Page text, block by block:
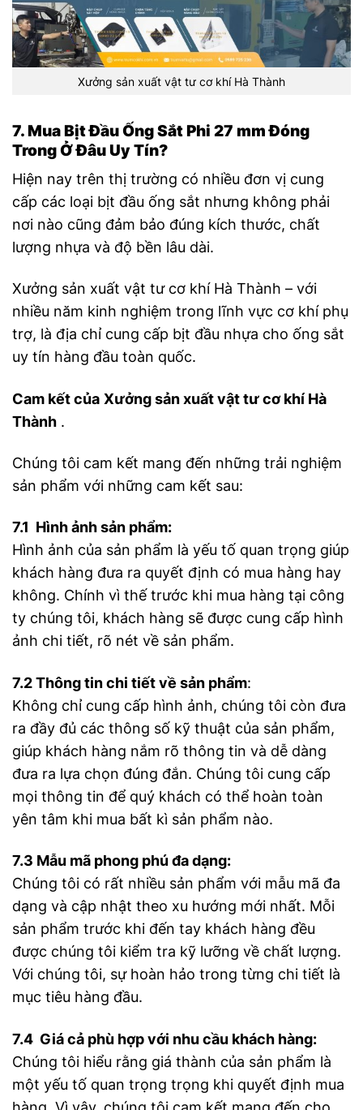
Xưởng sản xuất vật tư cơ khí Hà Thành
7. Mua Bịt Đầu Ống Sắt Phi 27 mm Đóng
Trong Ở Đâu Uy Tín?
Hiện nay trên thị trường có nhiều đơn vị cung
cấp các loại bịt đầu ống sắt nhưng không phải
nơi nào cũng đảm bảo đúng kích thước, chất
lượng nhựa và độ bền lâu dài.
Xưởng sản xuất vật tư cơ khí Hà Thành – với
nhiều năm kinh nghiệm trong lĩnh vực cơ khí phụ
trợ, là địa chỉ cung cấp bịt đầu nhựa cho ống sắt
uy tín hàng đầu toàn quốc.
Cam kết của Xưởng sản xuất vật tư cơ khí Hà
Thành .
Chúng tôi cam kết mang đến những trải nghiệm
sản phẩm với những cam kết sau:
7.1 Hình ảnh sản phẩm:
Hình ảnh của sản phẩm là yếu tố quan trọng giúp
khách hàng đưa ra quyết định có mua hàng hay
không. Chính vì thế trước khi mua hàng tại công
ty chúng tôi, khách hàng sẽ được cung cấp hình
ảnh chi tiết, rõ nét về sản phẩm.
7.2 Thông tin chi tiết về sản phẩm:
Không chỉ cung cấp hình ảnh, chúng tôi còn đưa
ra đầy đủ các thông số kỹ thuật của sản phẩm,
giúp khách hàng nắm rõ thông tin và dễ dàng
đưa ra lựa chọn đúng đắn. Chúng tôi cung cấp
mọi thông tin để quý khách có thể hoàn toàn
yên tâm khi mua bất kì sản phẩm nào.
7.3 Mẫu mã phong phú đa dạng:
Chúng tôi có rất nhiều sản phẩm với mẫu mã đa
dạng và cập nhật theo xu hướng mới nhất. Mỗi
sản phẩm trước khi đến tay khách hàng đều
được chúng tôi kiểm tra kỹ lưỡng về chất lượng.
Với chúng tôi, sự hoàn hảo trong từng chi tiết là
mục tiêu hàng đầu.
7.4 Giá cả phù hợp với nhu cầu khách hàng:
Chúng tôi hiểu rằng giá thành của sản phẩm là
một yếu tố quan trọng trọng khi quyết định mua